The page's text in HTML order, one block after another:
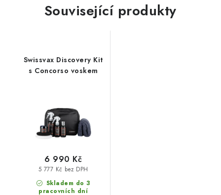
Související produkty
Swissvax Discovery Kit
s Concorso voskem
Skladem do 3
pracovních dní
5 777 Kč bez DPH
6 990 Kč